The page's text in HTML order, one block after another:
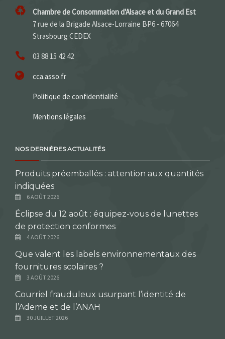
Chambre de Consommation d'Alsace et du Grand Est
7 rue de la Brigade Alsace-Lorraine BP6 - 67064
Strasbourg CEDEX
03 88 15 42 42
cca.asso.fr
Politique de confidentialité
Mentions légales
NOS DERNIÈRES ACTUALITÉS
Produits préemballés : attention aux quantités
indiquées
6 AOÛT 2026
Éclipse du 12 août : équipez-vous de lunettes
de protection conformes
4 AOÛT 2026
Que valent les labels environnementaux des
fournitures scolaires ?
3 AOÛT 2026
Courriel frauduleux usurpant l’identité de
l’Ademe et de l’ANAH
30 JUILLET 2026